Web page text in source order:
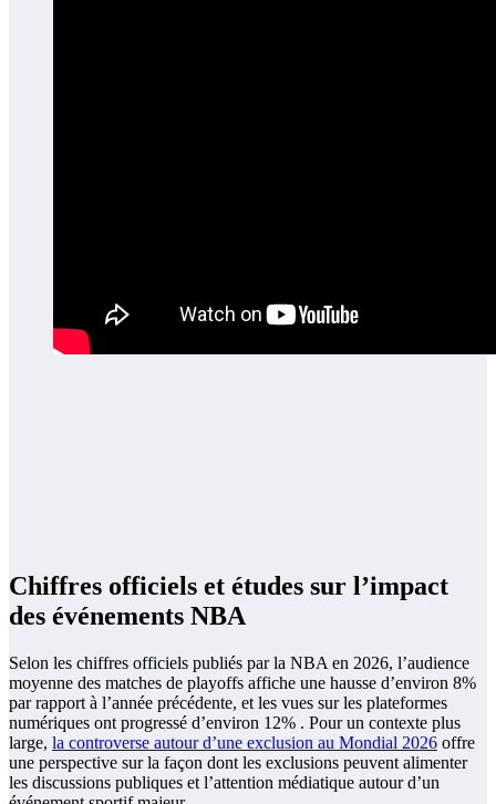
Chiffres officiels et études sur l’impact
des événements NBA
Selon les chiffres officiels publiés par la NBA en 2026, l’audience
moyenne des matches de playoffs affiche une hausse d’environ 8%
par rapport à l’année précédente, et les vues sur les plateformes
numériques ont progressé d’environ 12% . Pour un contexte plus
large, la controverse autour d’une exclusion au Mondial 2026 offre
une perspective sur la façon dont les exclusions peuvent alimenter
les discussions publiques et l’attention médiatique autour d’un